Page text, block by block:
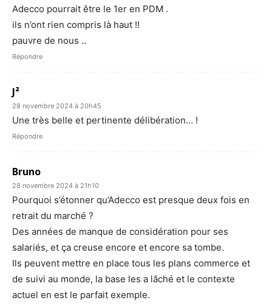
Adecco pourrait être le 1er en PDM .
ils n’ont rien compris là haut !!
pauvre de nous ..
Répondre
J²
28 novembre 2024 à 20h45
Une très belle et pertinente délibération… !
Répondre
Bruno
28 novembre 2024 à 21h10
Pourquoi s’étonner qu’Adecco est presque deux fois en
retrait du marché ?
Des années de manque de considération pour ses
salariés, et ça creuse encore et encore sa tombe.
Ils peuvent mettre en place tous les plans commerce et
de suivi au monde, la base les a lâché et le contexte
actuel en est le parfait exemple.